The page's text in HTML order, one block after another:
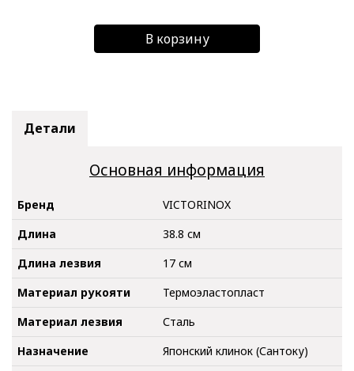
В корзину
Детали
Основная информация
Бренд
VICTORINOX
Длина
38.8 см
Длина лезвия
17 см
Материал рукояти
Термоэластопласт
Материал лезвия
Сталь
Назначение
Японский клинок (Сантоку)